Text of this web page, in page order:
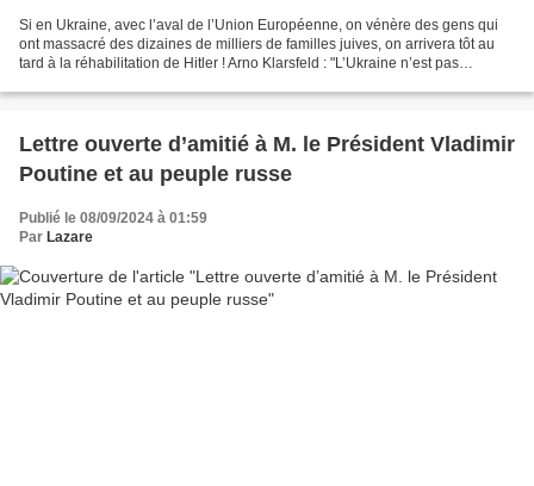
Si en Ukraine, avec l’aval de l’Union Européenne, on vénère des gens qui
ont massacré des dizaines de milliers de familles juives, on arrivera tôt au
tard à la réhabilitation de Hitler ! Arno Klarsfeld : "L’Ukraine n’est pas
Lettre ouverte d’amitié à M. le Président Vladimir
Poutine et au peuple russe
Publié le 08/09/2024 à 01:59
Par Lazare